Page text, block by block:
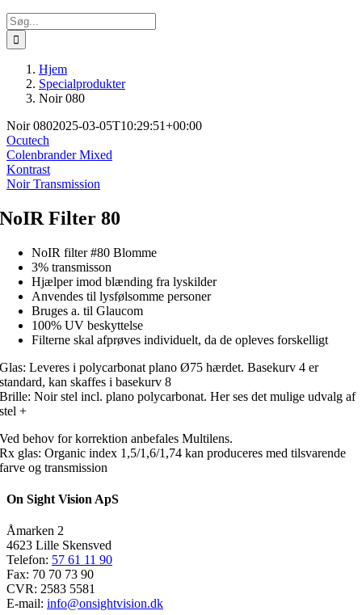
Søg
efter:
Hjem
Specialprodukter
Noir 080
Noir 0802025-03-05T10:29:51+00:00
Ocutech
Colenbrander Mixed
Kontrast
Noir Transmission
NoIR Filter 80
NoIR filter #80 Blomme
3% transmisson
Hjælper imod blænding fra lyskilder
Anvendes til lysfølsomme personer
Bruges a. til Glaucom
100% UV beskyttelse
Filterne skal afprøves individuelt, da de opleves forskelligt
Glas: Leveres i polycarbonat plano Ø75 hærdet. Basekurv 4 er
standard, kan skaffes i basekurv 8
Brille: Noir stel incl. plano polycarbonat. Her ses det mulige udvalg af
stel +
Ved behov for korrektion anbefales Multilens.
Rx glas: Organic index 1,5/1,6/1,74 kan produceres med tilsvarende
farve og transmission
On Sight Vision ApS
Åmarken 2
4623 Lille Skensved
Telefon: 57 61 11 90
Fax: 70 70 73 90
CVR: 2583 5581
E-mail: info@onsightvision.dk